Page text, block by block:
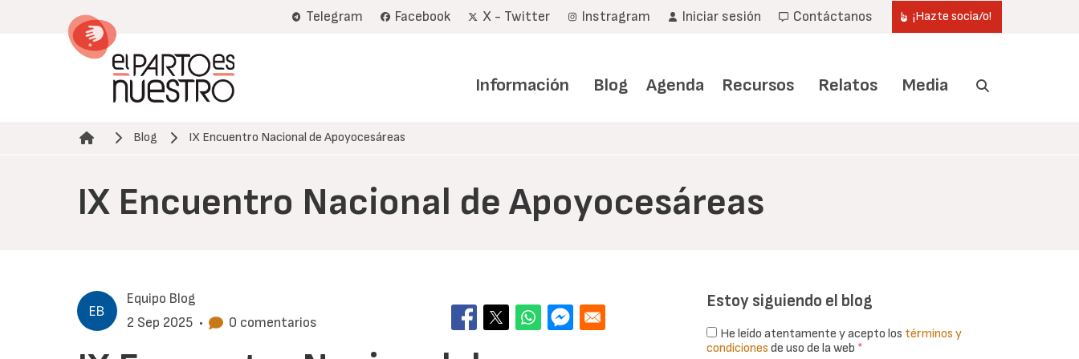
Telegram Facebook X - Twitter Instragram Iniciar sesión Contáctanos ¡Hazte socia/o!
Información Blog Agenda Recursos Relatos Media
Ruta de navegación
Blog IX Encuentro Nacional de Apoyocesáreas
IX Encuentro Nacional de Apoyocesáreas
Equipo Blog
2 Sep 2025 • 0 comentarios
Estoy siguiendo el blog
He leído atentamente y acepto los términos y
condiciones de uso de la web *